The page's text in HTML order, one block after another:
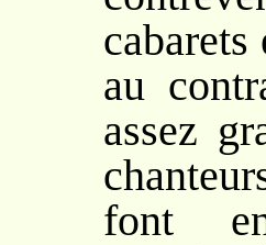
cabarets
au
assez
font